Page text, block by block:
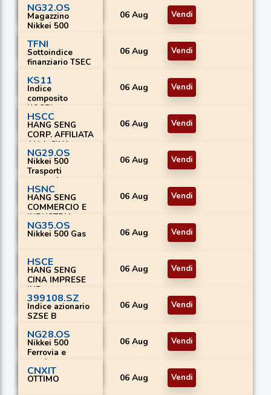
NG32.OS
Magazzino
Nikkei 500
06 Aug Vendi
TFNI
Sottoindice
finanziario TSEC
06 Aug Vendi
KS11
Indice
composito
KOSPI
06 Aug Vendi
HSCC
HANG SENG
CORP. AFFILIATA
ALLA CINA
06 Aug Vendi
NG29.OS
Nikkei 500
Trasporti
terrestri
06 Aug Vendi
HSNC
HANG SENG
COMMERCIO E
INDUSTRIA
06 Aug Vendi
NG35.OS
Nikkei 500 Gas 06 Aug Vendi
HSCE
HANG SENG
CINA IMPRESE
IND
06 Aug Vendi
399108.SZ
Indice azionario
SZSE B
06 Aug Vendi
NG28.OS
Nikkei 500
Ferrovia e
autobus
06 Aug Vendi
CNXIT
OTTIMO 06 Aug Vendi